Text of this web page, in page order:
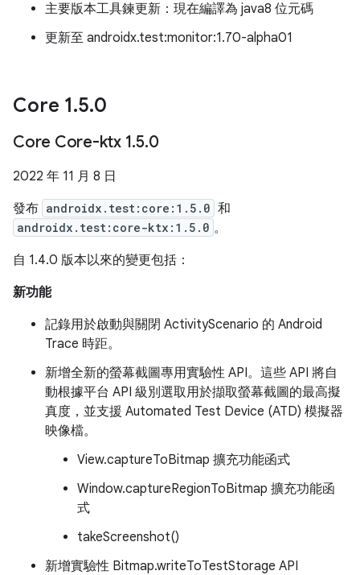
主要版本工具鍊更新：現在編譯為 java8 位元碼
更新至 androidx.test:monitor:1.70-alpha01
Core 1.5.0
Core Core-ktx 1.5.0
2022 年 11 月 8 日
發布 androidx.test:core:1.5.0 和
androidx.test:core-ktx:1.5.0 。
自 1.4.0 版本以來的變更包括：
新功能
記錄用於啟動與關閉 ActivityScenario 的 Android
Trace 時距。
新增全新的螢幕截圖專用實驗性 API。這些 API 將自
動根據平台 API 級別選取用於擷取螢幕截圖的最高擬
真度，並支援 Automated Test Device (ATD) 模擬器
映像檔。
View.captureToBitmap 擴充功能函式
Window.captureRegionToBitmap 擴充功能函
式
takeScreenshot()
新增實驗性 Bitmap.writeToTestStorage API